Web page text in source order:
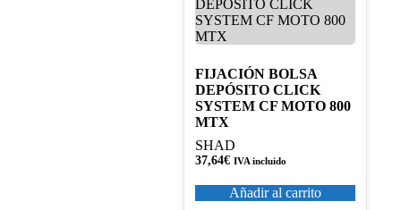
FIJACIÓN BOLSA
DEPÓSITO CLICK
SYSTEM CF MOTO 800
MTX
SHAD
37,64€ IVA incluido
Añadir al carrito